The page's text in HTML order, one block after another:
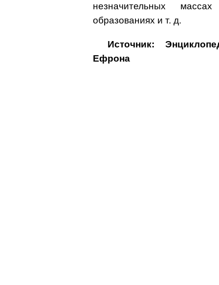
незначительных
образованиях и т. д.
Источник:
Ефрона